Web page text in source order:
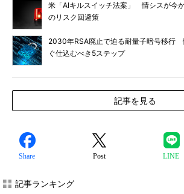
米「AIキルスイッチ法案」 情シスが今
のリスク回避策
2030年RSA廃止で迫る耐量子暗号移行
ぐ仕込むべき5ステップ
記事を見る
Share Post LINE
記事ランキング